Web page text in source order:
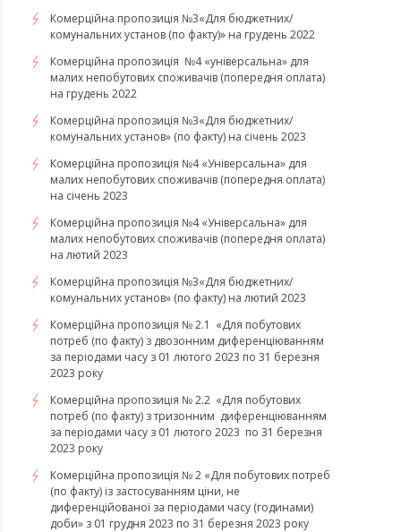
Комерційна пропозиція №3«Для бюджетних/
комунальних установ (по факту)» на грудень 2022
Комерційна пропозиція №4 «універсальна» для
малих непобутових споживачів (попередня оплата)
на грудень 2022
​​​​​​​Комерційна пропозиція №3«Для бюджетних/
комунальних установ» (по факту) на січень 2023
​​​​​​​Комерційна пропозиція №4 «Універсальна» для
малих непобутових споживачів (попередня оплата)
на січень 2023
​​​​​​​Комерційна пропозиція №4 «Універсальна» для
малих непобутових споживачів (попередня оплата)
на лютий 2023
Комерційна пропозиція №3«Для бюджетних/
комунальних установ» (по факту) на лютий 2023
Комерційна пропозиція № 2.1 «Для побутових
потреб (по факту) з двозонним диференціюванням
за періодами часу з 01 лютого 2023 по 31 березня
2023 року
Комерційна пропозиція № 2.2 «Для побутових
потреб (по факту) з тризонним диференціюванням
за періодами часу з 01 лютого 2023 по 31 березня
2023 року
Комерційна пропозиція № 2 «Для побутових потреб
(по факту) із застосуванням ціни, не
диференційованої за періодами часу (годинами)
доби» з 01 грудня 2023 по 31 березня 2023 року